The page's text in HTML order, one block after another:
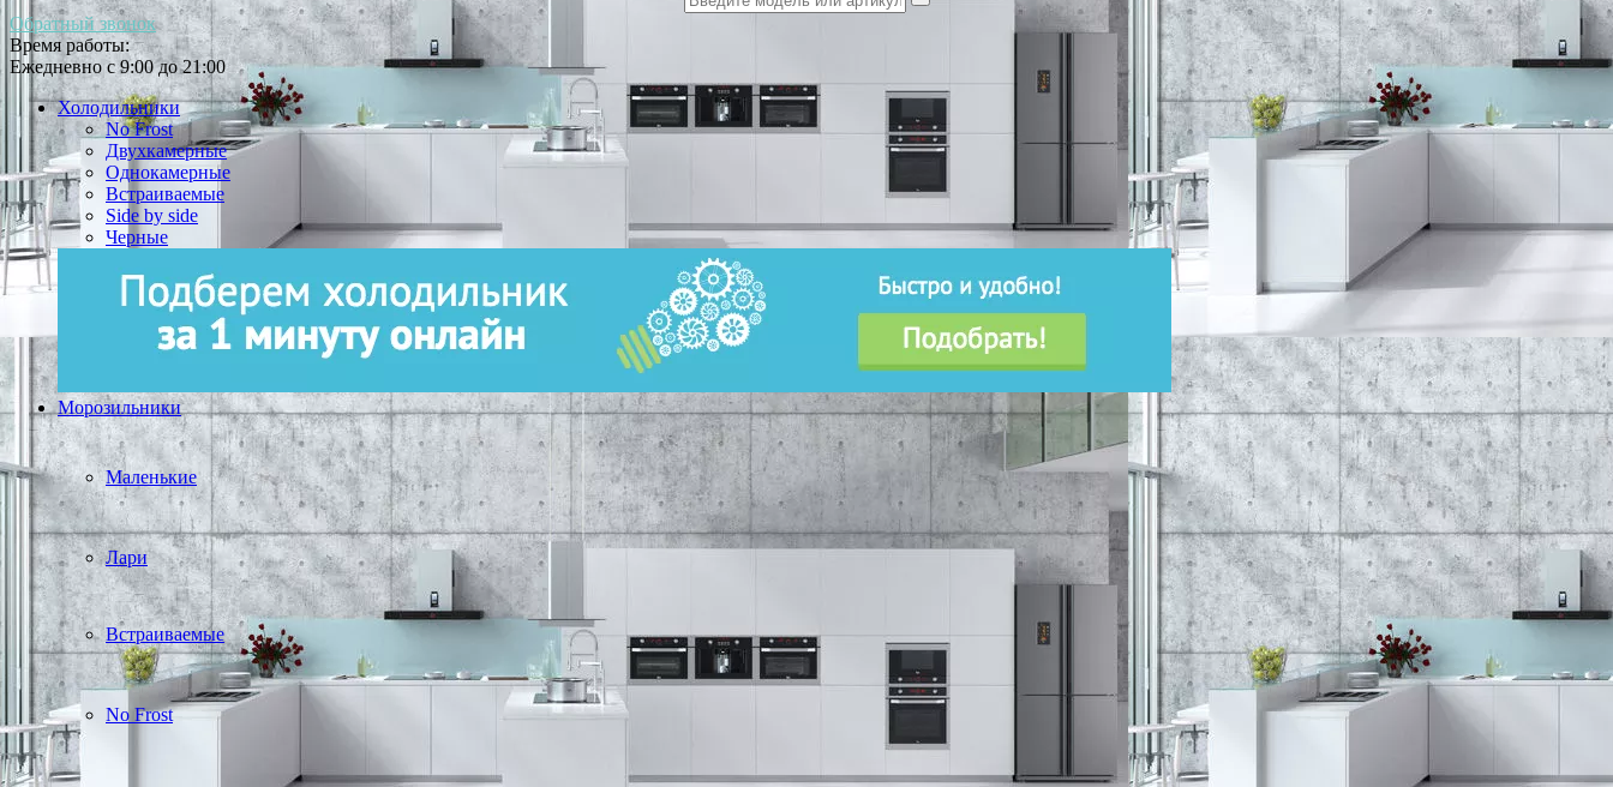
Обратный звонок
Время работы:
Ежедневно с 9:00 до 21:00
Холодильники
No Frost
Двухкамерные
Однокамерные
Встраиваемые
Side by side
Черные
Морозильники
Маленькие
Лари
Встраиваемые
No Frost